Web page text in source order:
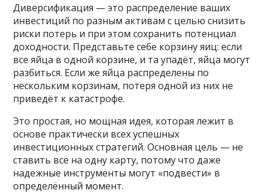
Диверсификация — это распределение ваших
инвестиций по разным активам с целью снизить
риски потерь и при этом сохранить потенциал
доходности. Представьте себе корзину яиц: если
все яйца в одной корзине, и та упадёт, яйца могут
разбиться. Если же яйца распределены по
нескольким корзинам, потеря одной из них не
приведёт к катастрофе.
Это простая, но мощная идея, которая лежит в
основе практически всех успешных
инвестиционных стратегий. Основная цель — не
ставить всё на одну карту, потому что даже
надежные инструменты могут «подвести» в
определённый момент.